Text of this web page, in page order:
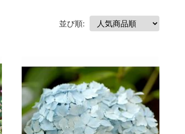
並び順: